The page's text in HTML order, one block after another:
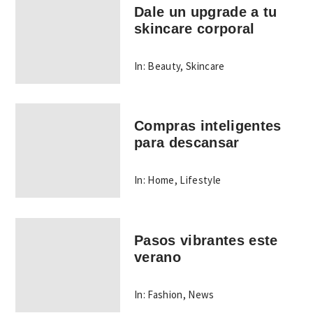
Dale un upgrade a tu
skincare corporal
In: Beauty,Skincare
Compras inteligentes
para descansar
In: Home, Lifestyle
Pasos vibrantes este
verano
In: Fashion, News